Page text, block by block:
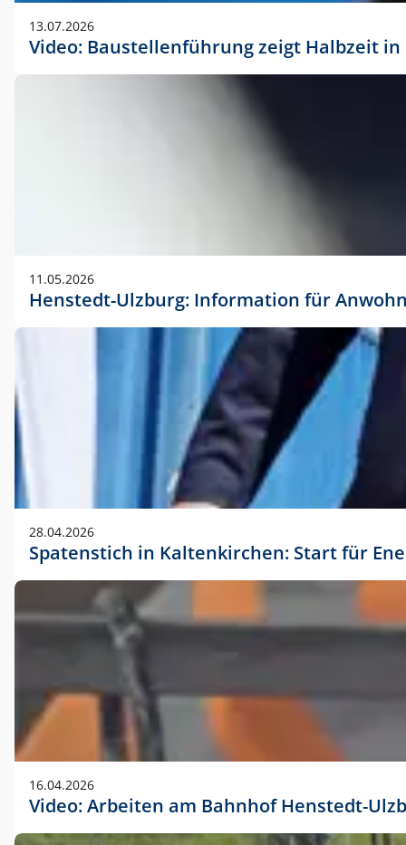
13.07.2026
Video: Baustellenführung zeigt Halbzeit
11.05.2026
Henstedt-Ulzburg: Information für
28.04.2026
Spatenstich in Kaltenkirchen: Start für
16.04.2026
Video: Arbeiten am Bahnhof Henstedt-